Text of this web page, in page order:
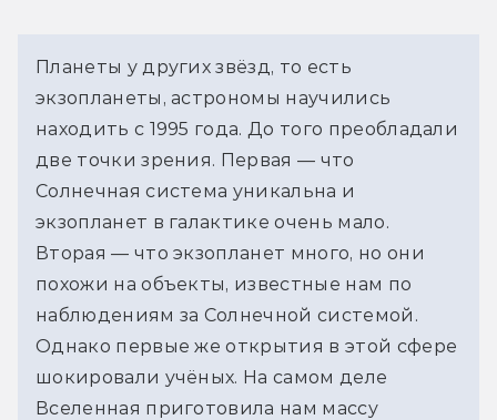
Планеты у других звёзд, то есть
экзопланеты, астрономы научились
находить с 1995 года. До того преобладали
две точки зрения. Первая — что
Солнечная система уникальна и
экзопланет в галактике очень мало.
Вторая — что экзопланет много, но они
похожи на объекты, известные нам по
наблюдениям за Солнечной системой.
Однако первые же открытия в этой сфере
шокировали учёных. На самом деле
Вселенная приготовила нам массу